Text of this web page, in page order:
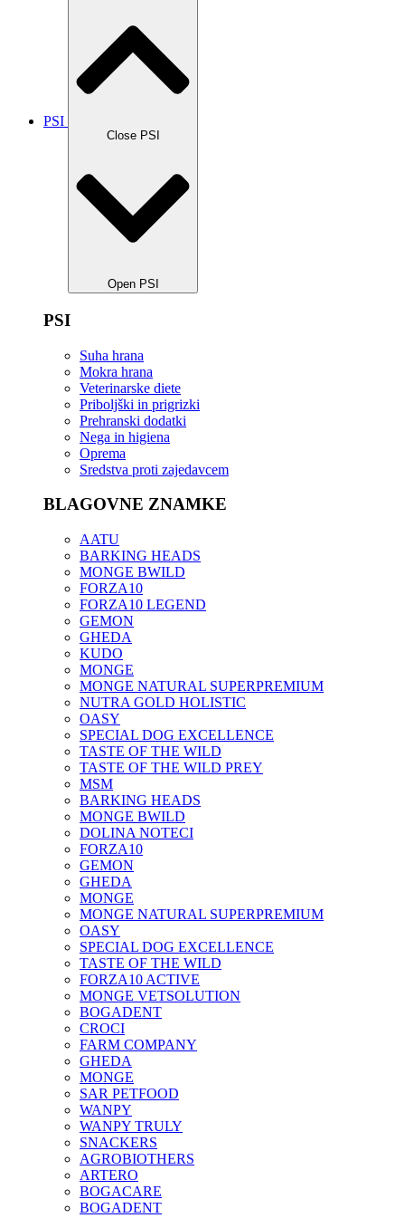
PSI
Close PSI
Open PSI
PSI
Suha hrana
Mokra hrana
Veterinarske diete
Priboljški in prigrizki
Prehranski dodatki
Nega in higiena
Oprema
Sredstva proti zajedavcem
BLAGOVNE ZNAMKE
AATU
BARKING HEADS
MONGE BWILD
FORZA10
FORZA10 LEGEND
GEMON
GHEDA
KUDO
MONGE
MONGE NATURAL SUPERPREMIUM
NUTRA GOLD HOLISTIC
OASY
SPECIAL DOG EXCELLENCE
TASTE OF THE WILD
TASTE OF THE WILD PREY
MSM
BARKING HEADS
MONGE BWILD
DOLINA NOTECI
FORZA10
GEMON
GHEDA
MONGE
MONGE NATURAL SUPERPREMIUM
OASY
SPECIAL DOG EXCELLENCE
TASTE OF THE WILD
FORZA10 ACTIVE
MONGE VETSOLUTION
BOGADENT
CROCI
FARM COMPANY
GHEDA
MONGE
SAR PETFOOD
WANPY
WANPY TRULY
SNACKERS
AGROBIOTHERS
ARTERO
BOGACARE
BOGADENT